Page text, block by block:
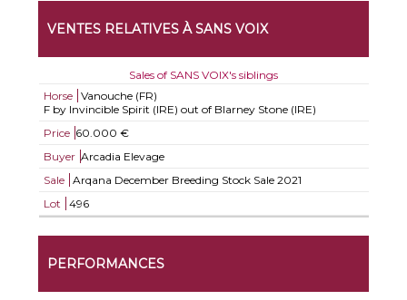
VENTES RELATIVES À SANS VOIX
Sales of SANS VOIX's siblings
Horse
Vanouche (FR)
F by Invincible Spirit (IRE) out of Blarney Stone (IRE)
Price 60.000 €
Buyer Arcadia Elevage
Sale
Arqana December Breeding Stock Sale 2021
Lot
496
PERFORMANCES